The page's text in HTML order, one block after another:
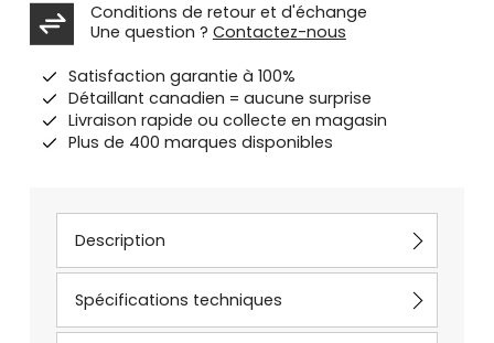
Conditions de retour et d'échange
Une question ? Contactez-nous
Satisfaction garantie à 100%
Détaillant canadien = aucune surprise
Livraison rapide ou collecte en magasin
Plus de 400 marques disponibles
Description
Spécifications techniques